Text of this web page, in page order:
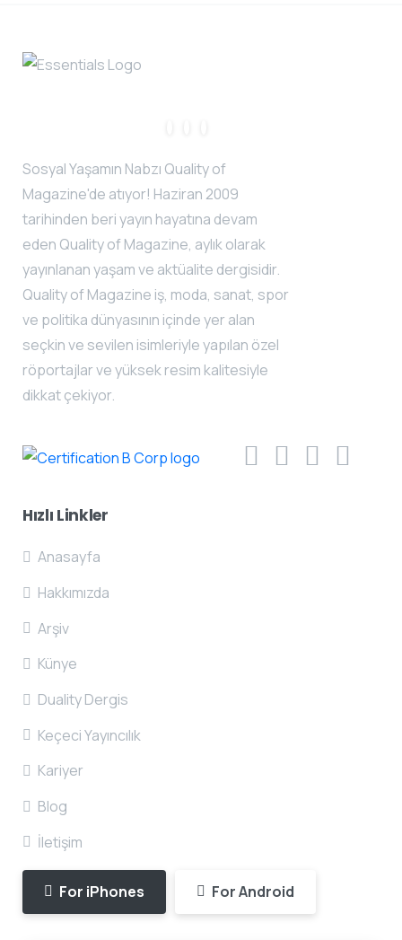
Sosyal Yaşamın Nabzı Quality of
Magazine'de atıyor! Haziran 2009
tarihinden beri yayın hayatına devam
eden Quality of Magazine, aylık olarak
yayınlanan yaşam ve aktüalite dergisidir.
Quality of Magazine iş, moda, sanat, spor
ve politika dünyasının içinde yer alan
seçkin ve sevilen isimleriyle yapılan özel
röportajlar ve yüksek resim kalitesiyle
dikkat çekiyor.
Hızlı Linkler
Anasayfa
Hakkımızda
Arşiv
Künye
Duality Dergis
Keçeci Yayıncılık
Kariyer
Blog
İletişim
For iPhones For Android